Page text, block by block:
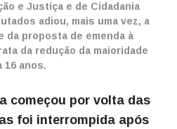
e Justiça e de Cidadania
adiou, mais uma vez, a
da proposta de emenda à
da redução da maioridade
16 anos.
começou por volta das
foi interrompida após